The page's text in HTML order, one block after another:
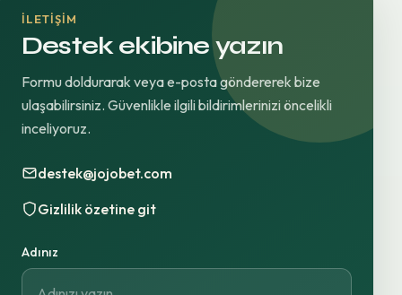
İLETIŞIM
Destek ekibine yazın
Formu doldurarak veya e-posta göndererek bize
ulaşabilirsiniz. Güvenlikle ilgili bildirimlerinizi öncelikli
inceliyoruz.
destek@jojobet.com
Gizlilik özetine git
Adınız